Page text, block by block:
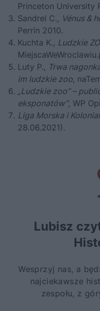
Princeton University
Sandrel C., Vénus &
Perrin 2010.
Kuchta K., Ludzkie
Luty P., Trwa
im ludzkie zoo,
„Ludzkie zoo” –
eksponatów”, WP
Liga Morska i
28.06.2021).